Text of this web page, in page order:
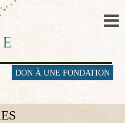
DON À UNE FONDATION